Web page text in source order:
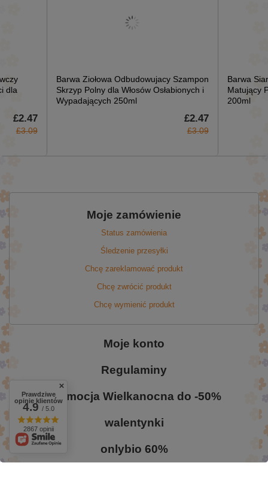
dla
£2.47
£3.09
Barwa Ziołowa Odbudowujacy Szampon
Skrzyp Polny dla Włosów Osłabionych i
Wypadających 250ml
£2.47
£3.09
Barwa
Matujący
200ml
Moje zamówienie
Status zamówienia
Śledzenie przesyłki
Chcę zareklamować produkt
Chcę zwrócić produkt
Chcę wymienić produkt
Moje konto
Regulaminy
Promocja Wielkanocna do -50%
walentynki
onlybio 60%
Prawdziwe
opinie klientów
4.9/ 5.0
2867 opinii